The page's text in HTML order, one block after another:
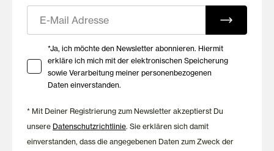
Ihre Zustimmung zu Marketing E-Mails
*Ja, ich möchte den Newsletter abonnieren. Hiermit
erkläre ich mich mit der elektronischen Speicherung
sowie Verarbeitung meiner personenbezogenen
Daten einverstanden.
* Mit Deiner Registrierung zum Newsletter akzeptierst Du
unsere Datenschutzrichtlinie. Sie erklären sich damit
einverstanden, dass die angegebenen Daten zum Zweck der